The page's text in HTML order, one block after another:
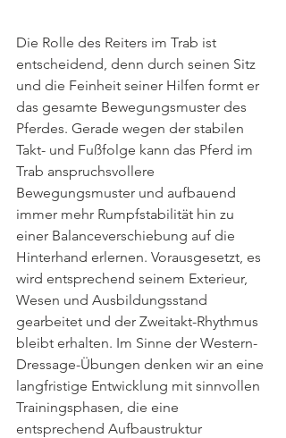
Die Rolle des Reiters im Trab ist
entscheidend, denn durch seinen Sitz
und die Feinheit seiner Hilfen formt er
das gesamte Bewegungsmuster des
Pferdes. Gerade wegen der stabilen
Takt- und Fußfolge kann das Pferd im
Trab anspruchsvollere
Bewegungsmuster und aufbauend
immer mehr Rumpfstabilität hin zu
einer Balanceverschiebung auf die
Hinterhand erlernen. Vorausgesetzt, es
wird entsprechend seinem Exterieur,
Wesen und Ausbildungsstand
gearbeitet und der Zweitakt-Rhythmus
bleibt erhalten. Im Sinne der Western-
Dressage-Übungen denken wir an eine
langfristige Entwicklung mit sinnvollen
Trainingsphasen, die eine
entsprechend Aufbaustruktur